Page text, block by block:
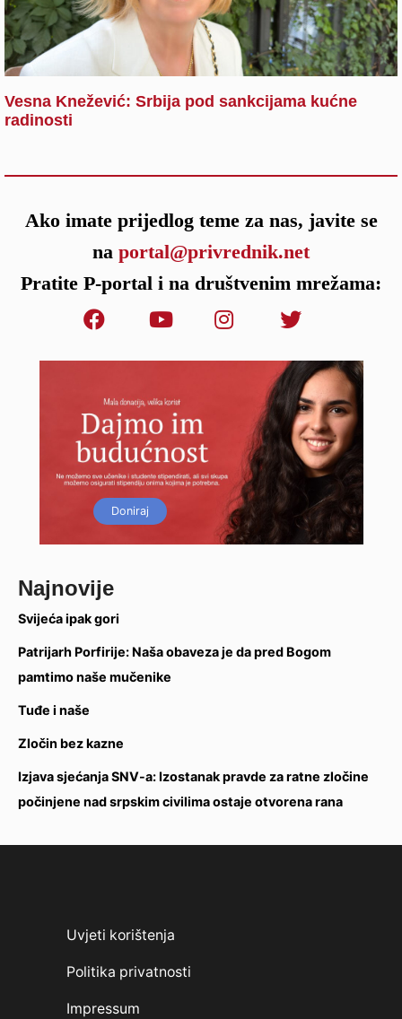
Vesna Knežević: Srbija pod sankcijama kućne
radinosti
Ako imate prijedlog teme za nas, javite se
na portal@privrednik.net
Pratite P-portal i na društvenim mrežama:
Doniraj
Najnovije
Svijeća ipak gori
Patrijarh Porfirije: Naša obaveza je da pred Bogom
pamtimo naše mučenike
Tuđe i naše
Zločin bez kazne
Izjava sjećanja SNV-a: Izostanak pravde za ratne zločine
počinjene nad srpskim civilima ostaje otvorena rana
Uvjeti korištenja
Politika privatnosti
Impressum